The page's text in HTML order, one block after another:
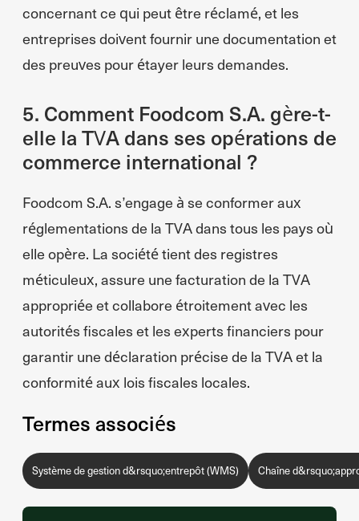
concernant ce qui peut être réclamé, et les
entreprises doivent fournir une documentation et
des preuves pour étayer leurs demandes.
5. Comment Foodcom S.A. gère-t-
elle la TVA dans ses opérations de
commerce international ?
Foodcom S.A. s’engage à se conformer aux
réglementations de la TVA dans tous les pays où
elle opère. La société tient des registres
méticuleux, assure une facturation de la TVA
appropriée et collabore étroitement avec les
autorités fiscales et les experts financiers pour
garantir une déclaration précise de la TVA et la
conformité aux lois fiscales locales.
Termes associés
Système de gestion d&rsquo;entrepôt (WMS) Chaîne